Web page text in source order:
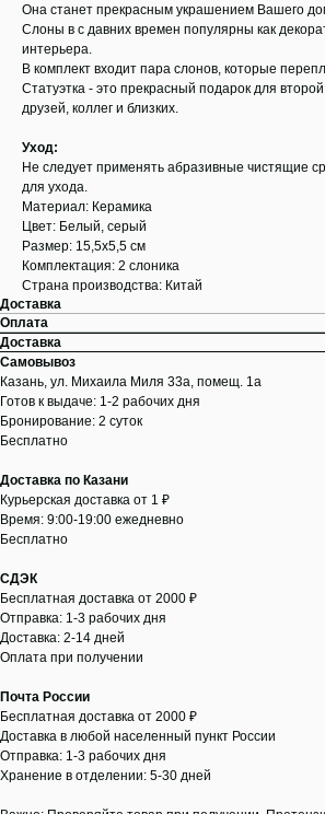
Она станет прекрасным украшением Вашего
Слоны в с давних времен популярны как
интерьера.
В комплект входит пара слонов, которые
Статуэтка - это прекрасный подарок для
друзей, коллег и близких.
Уход:
Не следует применять абразивные чистящие
для ухода.
Материал: Керамика
Цвет: Белый, серый
Размер: 15,5x5,5 см
Комплектация: 2 слоника
Страна производства: Китай
Доставка
Оплата
Доставка
Самовывоз
Казань, ул. Михаила Миля 33а, помещ. 1а
Готов к выдаче: 1-2 рабочих дня
Бронирование: 2 суток
Бесплатно
Доставка по Казани
Курьерская доставка от 1 ₽
Время: 9:00-19:00 ежедневно
Бесплатно
СДЭК
Бесплатная доставка от 2000 ₽
Отправка: 1-3 рабочих дня
Доставка: 2-14 дней
Оплата при получении
Почта России
Бесплатная доставка от 2000 ₽
Доставка в любой населенный пункт России
Отправка: 1-3 рабочих дня
Хранение в отделении: 5-30 дней